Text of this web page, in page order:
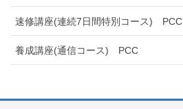
速修講座(連続7日間特別コース) PCC
養成講座(通信コース) PCC